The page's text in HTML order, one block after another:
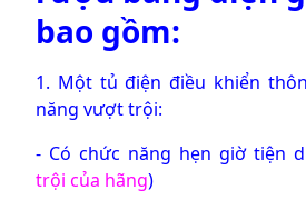
bao gồm:
1. Một tủ điện điều khiển
năng vượt trội:
- Có chức năng hẹn giờ tiện
trội của hãng)